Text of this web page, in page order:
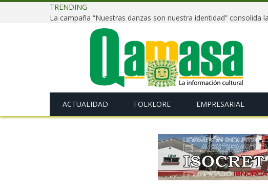
TRENDING
ACTUALIDAD FOLKLORE EMPRESARIAL